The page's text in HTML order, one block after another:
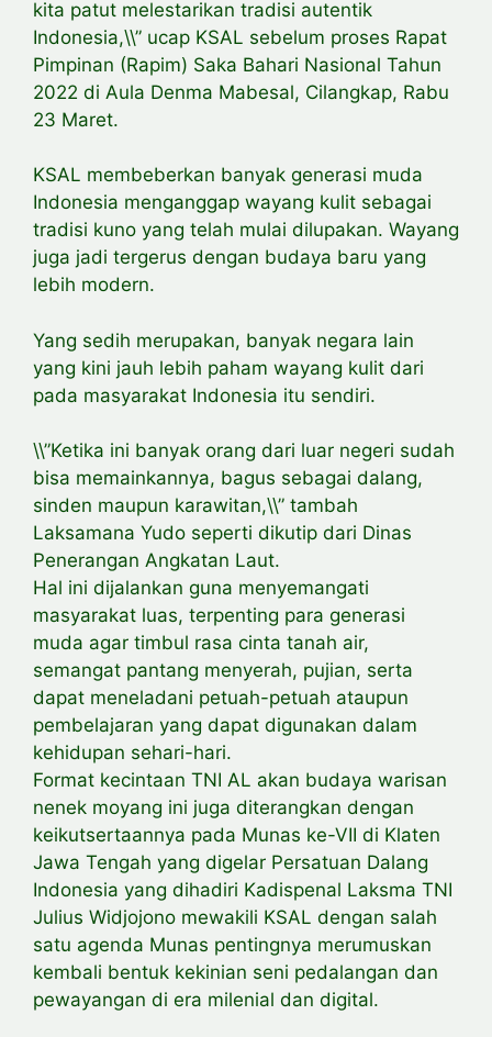
kita patut melestarikan tradisi autentik
Indonesia,\\” ucap KSAL sebelum proses Rapat
Pimpinan (Rapim) Saka Bahari Nasional Tahun
2022 di Aula Denma Mabesal, Cilangkap, Rabu
23 Maret.
KSAL membeberkan banyak generasi muda
Indonesia menganggap wayang kulit sebagai
tradisi kuno yang telah mulai dilupakan. Wayang
juga jadi tergerus dengan budaya baru yang
lebih modern.
Yang sedih merupakan, banyak negara lain
yang kini jauh lebih paham wayang kulit dari
pada masyarakat Indonesia itu sendiri.
\\”Ketika ini banyak orang dari luar negeri sudah
bisa memainkannya, bagus sebagai dalang,
sinden maupun karawitan,\\” tambah
Laksamana Yudo seperti dikutip dari Dinas
Penerangan Angkatan Laut.
Hal ini dijalankan guna menyemangati
masyarakat luas, terpenting para generasi
muda agar timbul rasa cinta tanah air,
semangat pantang menyerah, pujian, serta
dapat meneladani petuah-petuah ataupun
pembelajaran yang dapat digunakan dalam
kehidupan sehari-hari.
Format kecintaan TNI AL akan budaya warisan
nenek moyang ini juga diterangkan dengan
keikutsertaannya pada Munas ke-VII di Klaten
Jawa Tengah yang digelar Persatuan Dalang
Indonesia yang dihadiri Kadispenal Laksma TNI
Julius Widjojono mewakili KSAL dengan salah
satu agenda Munas pentingnya merumuskan
kembali bentuk kekinian seni pedalangan dan
pewayangan di era milenial dan digital.